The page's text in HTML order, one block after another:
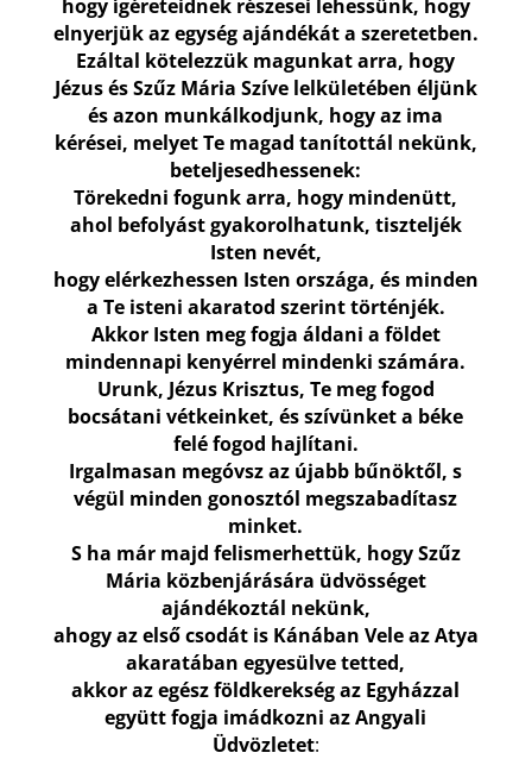
hogy ígéreteidnek részesei lehessünk, hogy
elnyerjük az egység ajándékát a szeretetben.
Ezáltal kötelezzük magunkat arra, hogy
Jézus és Szűz Mária Szíve lelkületében éljünk
és azon munkálkodjunk, hogy az ima
kérései, melyet Te magad tanítottál nekünk,
beteljesedhessenek:
Törekedni fogunk arra, hogy mindenütt,
ahol befolyást gyakorolhatunk, tiszteljék
Isten nevét,
hogy elérkezhessen Isten országa, és minden
a Te isteni akaratod szerint történjék.
Akkor Isten meg fogja áldani a földet
mindennapi kenyérrel mindenki számára.
Urunk, Jézus Krisztus, Te meg fogod
bocsátani vétkeinket, és szívünket a béke
felé fogod hajlítani.
Irgalmasan megóvsz az újabb bűnöktől, s
végül minden gonosztól megszabadítasz
minket.
S ha már majd felismerhettük, hogy Szűz
Mária közbenjárására üdvösséget
ajándékoztál nekünk,
ahogy az első csodát is Kánában Vele az Atya
akaratában egyesülve tetted,
akkor az egész földkerekség az Egyházzal
együtt fogja imádkozni az Angyali
Üdvözletet: